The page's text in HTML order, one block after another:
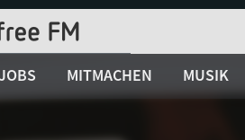
MITMACHEN MUSIK